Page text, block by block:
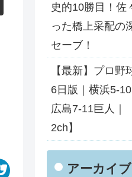
史的10勝目！佐
った橋上采配の
セーブ！
【最新】プロ野
6日版｜横浜5-
広島7-11巨人｜
2ch】
アーカイブ